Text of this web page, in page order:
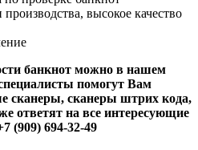
высокое качество
банкнот можно в нашем
помогут Вам
сканеры, сканеры штрих кода,
ответят на все интересующие
(909) 694-32-49